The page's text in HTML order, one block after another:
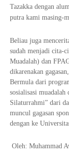
Tazakka dengan
putra kami masing-
Beliau juga
sudah menjadi cita-
Muadalah) dan
dikarenakan
Bermula dari
sosialisasi muadalah
Silaturrahmi” dari
muncul gagasan
dengan ke
Oleh: Muhammad